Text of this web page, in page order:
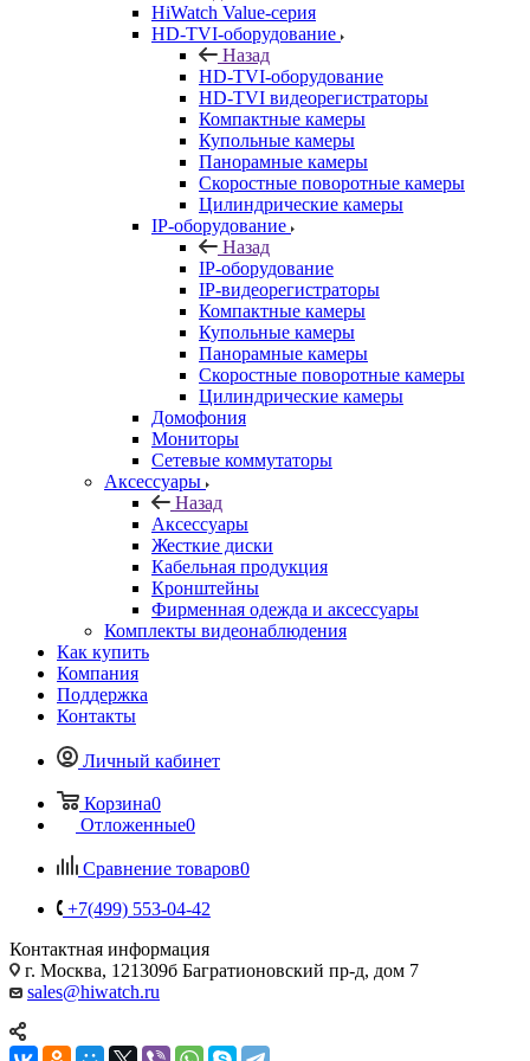
HiWatch Value-серия
HD-TVI-оборудование
Назад
HD-TVI-оборудование
HD-TVI видеорегистраторы
Компактные камеры
Купольные камеры
Панорамные камеры
Скоростные поворотные камеры
Цилиндрические камеры
IP-оборудование
Назад
IP-оборудование
IP-видеорегистраторы
Компактные камеры
Купольные камеры
Панорамные камеры
Скоростные поворотные камеры
Цилиндрические камеры
Домофония
Мониторы
Сетевые коммутаторы
Аксессуары
Назад
Аксессуары
Жесткие диски
Кабельная продукция
Кронштейны
Фирменная одежда и аксессуары
Комплекты видеонаблюдения
Как купить
Компания
Поддержка
Контакты
Личный кабинет
Корзина0
Отложенные0
Сравнение товаров0
+7(499) 553-04-42
Контактная информация
г. Москва, 121309б Багратионовский пр-д, дом 7
sales@hiwatch.ru